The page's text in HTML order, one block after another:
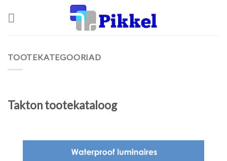
Takton tootekataloog
TOOTEKATEGOORIAD